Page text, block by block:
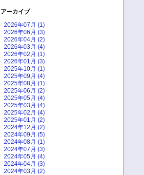
アーカイブ
2026年07月 (1)
2026年06月 (3)
2026年04月 (2)
2026年03月 (4)
2026年02月 (1)
2026年01月 (3)
2025年10月 (1)
2025年09月 (4)
2025年08月 (1)
2025年06月 (2)
2025年05月 (4)
2025年03月 (4)
2025年02月 (4)
2025年01月 (2)
2024年12月 (2)
2024年09月 (5)
2024年08月 (1)
2024年07月 (3)
2024年05月 (4)
2024年04月 (3)
2024年03月 (2)